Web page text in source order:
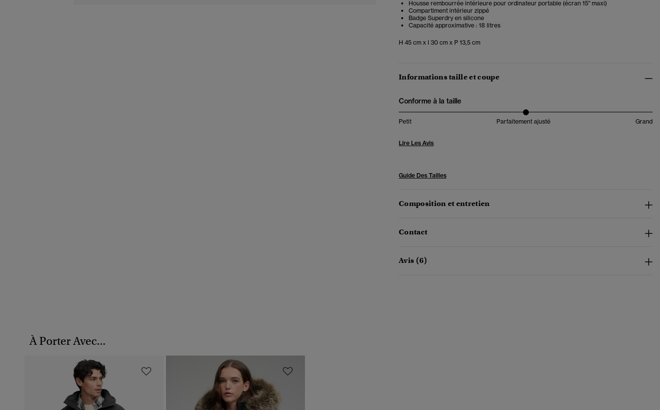
Housse rembourrée intérieure pour ordinateur portable (écran 15" maxi)
Compartiment intérieur zippé
Badge Superdry en silicone
Capacité approximative : 18 litres
H 45 cm x l 30 cm x P 13,5 cm
Informations taille et coupe
Conforme à la taille
Petit Parfaitement ajusté Grand
Lire Les Avis
Guide Des Tailles
Composition et entretien
Contact
Avis (6)
À Porter Avec...